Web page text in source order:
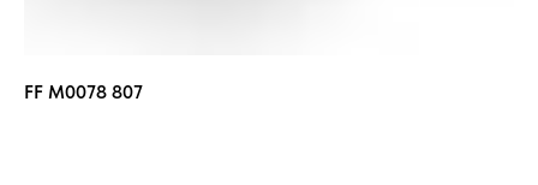
FF M0078 807